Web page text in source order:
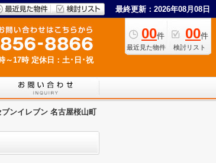
最終更新：2026年08月08日
00件
最近見た物件
00件
検討リスト
～17時 定休日：土･日･祝
ブンイレブン 名古屋桜山町